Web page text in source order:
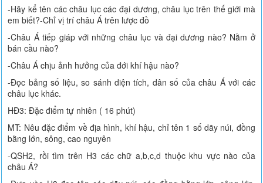
-Hãy kể tên các châu lục các đại dương, châu lục trên thế giới mà
em biết?-Chỉ vị trí châu Á trên lược đồ
-Châu Á tiếp giáp với những châu lục và đại dương nào? Nằm ở
bán cầu nào?
-Châu Á chịu ảnh hưởng của đới khí hậu nào?
-Đọc bảng số liệu, so sánh diện tích, dân số của châu Á với các
châu lục khác.
HĐ3: Đặc điểm tự nhiên ( 16 phút)
MT: Nêu đặc điểm về địa hình, khí hậu, chỉ tên 1 số dãy núi, đồng
bằng lớn, sông, cao nguyên
-QSH2, rồi tìm trên H3 các chữ a,b,c,d thuộc khu vực nào của
châu Á?